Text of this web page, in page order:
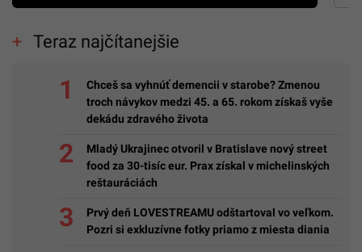
Teraz najčítanejšie
Chceš sa vyhnúť demencii v starobe? Zmenou
troch návykov medzi 45. a 65. rokom získaš vyše
dekádu zdravého života
Mladý Ukrajinec otvoril v Bratislave nový street
food za 30-tisíc eur. Prax získal v michelinských
reštauráciách
Prvý deň LOVESTREAMU odštartoval vo veľkom.
Pozri si exkluzívne fotky priamo z miesta diania